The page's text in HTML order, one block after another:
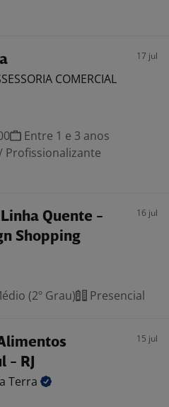
17 jul
COMERCIAL
Entre 1 e 3 anos
Profissionalizante
Quente -
Shopping
16 jul
(2º Grau) Presencial
- RJ
15 jul
Terra